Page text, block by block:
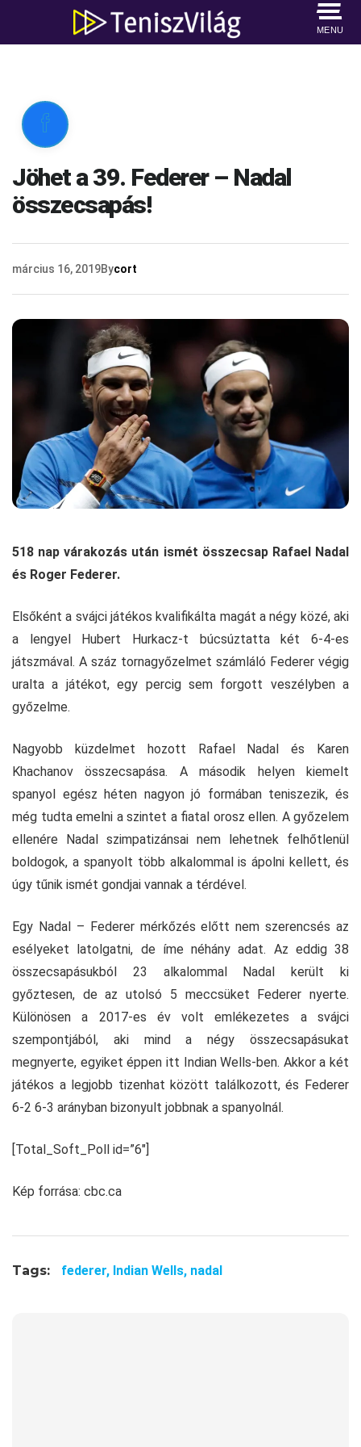
MENU

Jöhet a 39. Federer – Nadal
összecsapás!
március 16, 2019Bycort
518 nap várakozás után ismét összecsap Rafael Nadal
és Roger Federer.
Elsőként a svájci játékos kvalifikálta magát a négy közé, aki
a lengyel Hubert Hurkacz-t búcsúztatta két 6-4-es
játszmával. A száz tornagyőzelmet számláló Federer végig
uralta a játékot, egy percig sem forgott veszélyben a
győzelme.
Nagyobb küzdelmet hozott Rafael Nadal és Karen
Khachanov összecsapása. A második helyen kiemelt
spanyol egész héten nagyon jó formában teniszezik, és
még tudta emelni a szintet a fiatal orosz ellen. A győzelem
ellenére Nadal szimpatizánsai nem lehetnek felhőtlenül
boldogok, a spanyolt több alkalommal is ápolni kellett, és
úgy tűnik ismét gondjai vannak a térdével.
Egy Nadal – Federer mérkőzés előtt nem szerencsés az
esélyeket latolgatni, de íme néhány adat. Az eddig 38
összecsapásukból 23 alkalommal Nadal került ki
győztesen, de az utolsó 5 meccsüket Federer nyerte.
Különösen a 2017-es év volt emlékezetes a svájci
szempontjából, aki mind a négy összecsapásukat
megnyerte, egyiket éppen itt Indian Wells-ben. Akkor a két
játékos a legjobb tizenhat között találkozott, és Federer
6-2 6-3 arányban bizonyult jobbnak a spanyolnál.
[Total_Soft_Poll id=”6″]
Kép forrása: cbc.ca
Tags: federer, Indian Wells, nadal